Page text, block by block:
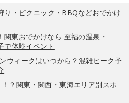
り ・ ピクニック ・ BBQなどおでかけ
関東おでかけなら 至福の温泉 ・
で体験イベント
ウィークはいつから？混雑ピーク予
？関東・関西・東海エリア別スポ